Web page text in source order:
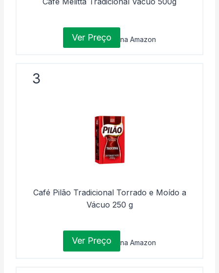
Ver Preço na Amazon
3
Café Pilão Tradicional Torrado e Moído a
Vácuo 250 g
Ver Preço na Amazon